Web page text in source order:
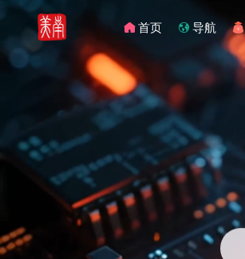
首页 导航